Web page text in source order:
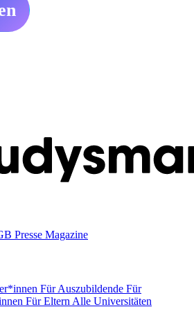
Presse Magazine
Für Auszubildende Für
Für Eltern Alle Universitäten